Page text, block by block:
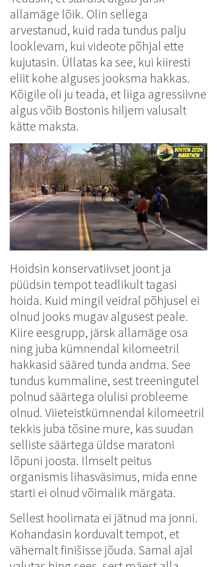
allamäge lõik. Olin sellega
arvestanud, kuid rada tundus palju
looklevam, kui videote põhjal ette
kujutasin. Üllatas ka see, kui kiiresti
eliit kohe alguses jooksma hakkas.
Kõigile oli ju teada, et liiga agressiivne
algus võib Bostonis hiljem valusalt
kätte maksta.
Hoidsin konservatiivset joont ja
püüdsin tempot teadlikult tagasi
hoida. Kuid mingil veidral põhjusel ei
olnud jooks mugav algusest peale.
Kiire eesgrupp, järsk allamäge osa
ning juba kümnendal kilomeetril
hakkasid sääred tunda andma. See
tundus kummaline, sest treeningutel
polnud säärtega olulisi probleeme
olnud. Viieteistkümnendal kilomeetril
tekkis juba tõsine mure, kas suudan
selliste säärtega üldse maratoni
lõpuni joosta. Ilmselt peitus
organismis lihasväsimus, mida enne
starti ei olnud võimalik märgata.
Sellest hoolimata ei jätnud ma jonni.
Kohandasin korduvalt tempot, et
vähemalt finišisse jõuda. Samal ajal